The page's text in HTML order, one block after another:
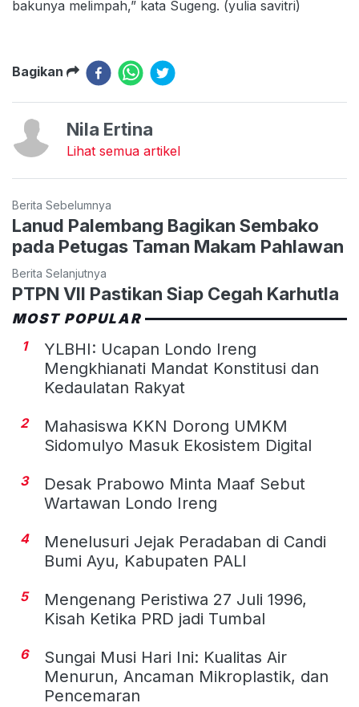
bakunya melimpah,” kata Sugeng. (yulia savitri)
Bagikan
Nila Ertina
Lihat semua artikel
Berita Sebelumnya
Lanud Palembang Bagikan Sembako
pada Petugas Taman Makam Pahlawan
Berita Selanjutnya
PTPN VII Pastikan Siap Cegah Karhutla
MOST POPULAR
1
YLBHI: Ucapan Londo Ireng
Mengkhianati Mandat Konstitusi dan
Kedaulatan Rakyat
2
Mahasiswa KKN Dorong UMKM
Sidomulyo Masuk Ekosistem Digital
3
Desak Prabowo Minta Maaf Sebut
Wartawan Londo Ireng
4
Menelusuri Jejak Peradaban di Candi
Bumi Ayu, Kabupaten PALI
5
Mengenang Peristiwa 27 Juli 1996,
Kisah Ketika PRD jadi Tumbal
6
Sungai Musi Hari Ini: Kualitas Air
Menurun, Ancaman Mikroplastik, dan
Pencemaran